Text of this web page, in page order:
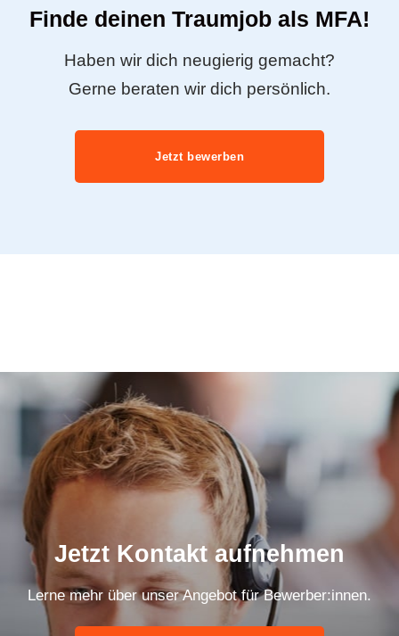
Finde deinen Traumjob als MFA!
Haben wir dich neugierig gemacht?
Gerne beraten wir dich persönlich.
Jetzt bewerben
Jetzt Kontakt aufnehmen
Lerne mehr über unser Angebot für Bewerber:innen.